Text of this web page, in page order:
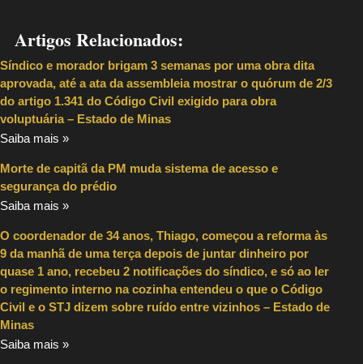
Artigos Relacionados:
Síndico e morador brigam 3 semanas por uma obra dita
aprovada, até a ata da assembleia mostrar o quórum de 2/3
do artigo 1.341 do Código Civil exigido para obra
voluptuária – Estado de Minas
Saiba mais »
Morte de capitã da PM muda sistema de acesso e
segurança do prédio
Saiba mais »
O coordenador de 34 anos, Thiago, começou a reforma às
9 da manhã de uma terça depois de juntar dinheiro por
quase 1 ano, recebeu 2 notificações do síndico, e só ao ler
o regimento interno na cozinha entendeu o que o Código
Civil e o STJ dizem sobre ruído entre vizinhos – Estado de
Minas
Saiba mais »